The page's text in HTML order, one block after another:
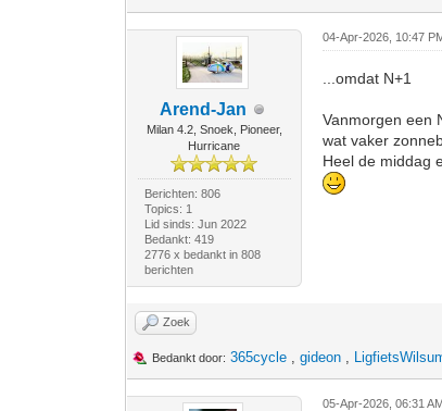
Arend-Jan
Milan 4.2, Snoek, Pioneer,
Hurricane
Berichten: 806
Topics: 1
Lid sinds: Jun 2022
Bedankt: 419
2776 x bedankt in 808
berichten
04-Apr-2026, 10:47
...omdat N+1
Vanmorgen een
wat vaker
Heel de middag
Zoek
Bedankt door: 365cycle ,gideon ,
05-Apr-2026, 06:31